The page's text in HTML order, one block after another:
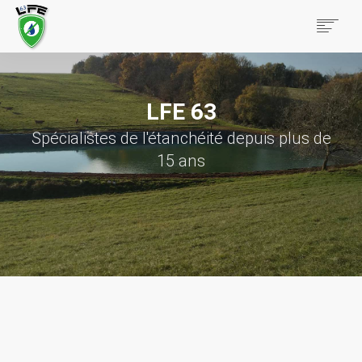
TECHNIQUES & PRODUITS
BTP & TRAVAUX PUBLICS
AGRICOLE & PARTICULIERS
RÉALISATIONS
CONTACT
LFE 63
Spécialistes de l'étanchéité depuis plus de
15 ans